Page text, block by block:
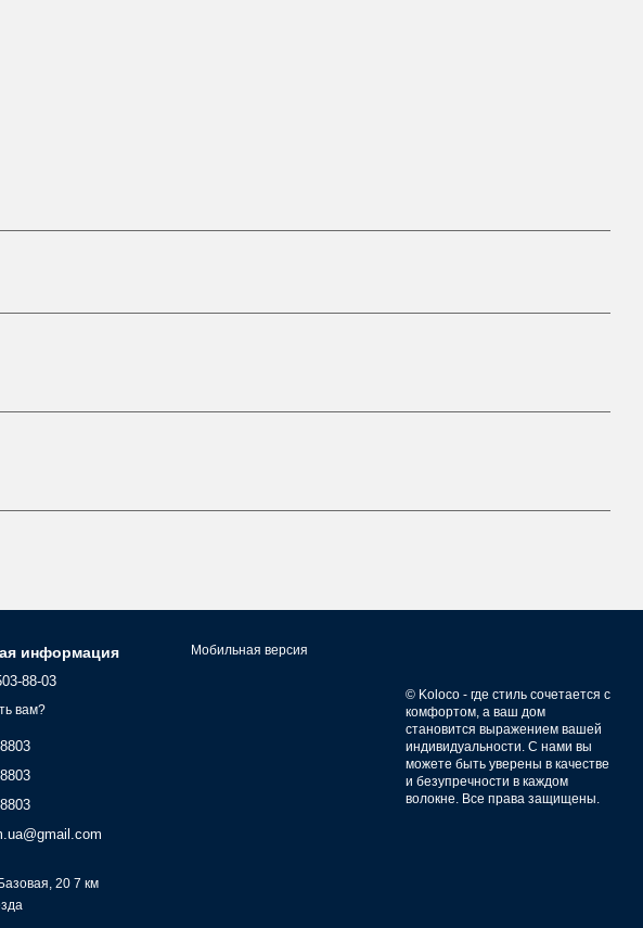
информация
88-03
вам?
20 7 км
Мобильная версия
© Koloco - где стиль сочетается с
комфортом, а ваш дом
становится выражением вашей
индивидуальности. С нами вы
можете быть уверены в качестве
и безупречности в каждом
волокне. Все права защищены.